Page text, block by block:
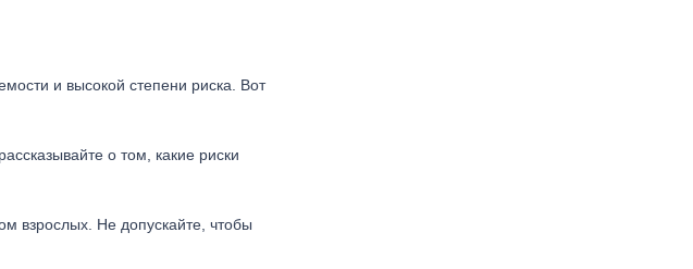
и высокой степени риска. Вот
о том, какие риски
взрослых. Не допускайте, чтобы